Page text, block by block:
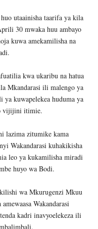
utaainisha taarifa ya kila
30 mwaka huu ambayo
kuwa amekamilisha na
kwa ukaribu na hatua
Mkandarasi ili malengo ya
kuwapelekea huduma ya
vijijini itimie.
lazima zitumike kama
Wakandarasi kuhakikisha
leo ya kukamilisha miradi
huyo wa Bodi.
wa Mkurugenzi Mkuu
Wakandarasi
kadri inavyoelekeza ili